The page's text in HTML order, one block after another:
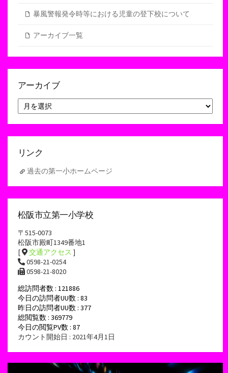
暴風警報発令時等における児童の登下校について
アーカイブ一覧
アーカイブ
ー
カ
リンク
過去の第一小ホームページ
松阪市立第一小学校
〒515-0073
松阪市殿町1349番地1
[
交通アクセス ]
0598-21-0254
0598-21-8020
総訪問者数 : 121886
今日の訪問者UU数 : 83
昨日の訪問者UU数 : 377
総閲覧数 : 369779
今日の閲覧PV数 : 87
カウント開始日 : 2021年4月1日